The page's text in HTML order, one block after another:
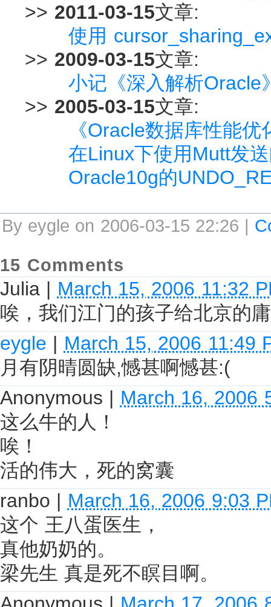
>> 2011-03-15文章:
使用
>> 2009-03-15文章:
小记《深入解析Oracle
>> 2005-03-15文章:
《Oracle数据库性能
在Linux下使用Mutt发
Oracle10g的
By eygle on 2006-03-15 22:26 |
15 Comments
Julia | March 15, 2006 11:32
唉，我们江门的孩子给北京的
eygle | March 15, 2006 11:49
月有阴晴圆缺,憾甚啊憾甚:(
Anonymous | March 16, 2006
这么牛的人！
唉！
活的伟大，死的窝囊
ranbo | March 16, 2006 9:03
这个 王八蛋医生，
真他奶奶的。
梁先生 真是死不瞑目啊。